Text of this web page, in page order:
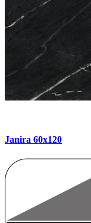
Janira 60x120